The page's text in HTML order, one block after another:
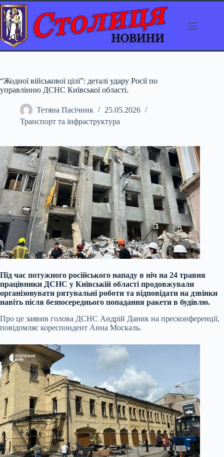
Перейти
до
вмісту
“Жодної військової цілі”: деталі удару Росії по
управлінню ДСНС Київської області.
Тетяна Пасічник
25.05.2026
Транспорт та інфраструктура
Під час потужного російського нападу в ніч на 24 травня
працівники ДСНС у Київській області продовжували
організовувати рятувальні роботи та відповідати на дзвінки
навіть після безпосереднього попадання ракети в будівлю.
Про це заявив голова ДСНС Андрій Даник на пресконференції,
повідомляє кореспондент Анна Москаль.